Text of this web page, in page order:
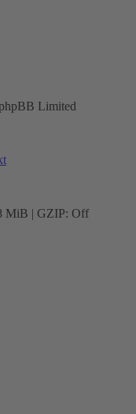
Limited
MiB | GZIP: Off